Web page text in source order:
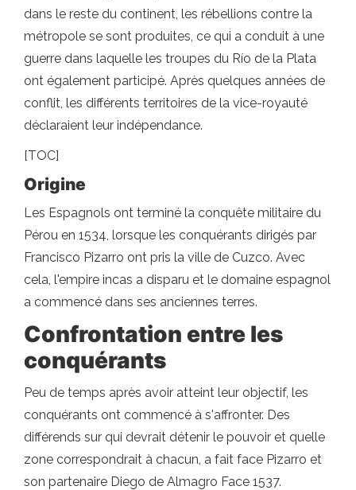
dans le reste du continent, les rébellions contre la
métropole se sont produites, ce qui a conduit à une
guerre dans laquelle les troupes du Río de la Plata
ont également participé. Après quelques années de
conflit, les différents territoires de la vice-royauté
déclaraient leur indépendance.
[TOC]
Origine
Les Espagnols ont terminé la conquête militaire du
Pérou en 1534, lorsque les conquérants dirigés par
Francisco Pizarro ont pris la ville de Cuzco. Avec
cela, l'empire incas a disparu et le domaine espagnol
a commencé dans ses anciennes terres.
Confrontation entre les
conquérants
Peu de temps après avoir atteint leur objectif, les
conquérants ont commencé à s'affronter. Des
différends sur qui devrait détenir le pouvoir et quelle
zone correspondrait à chacun, a fait face Pizarro et
son partenaire Diego de Almagro Face 1537.